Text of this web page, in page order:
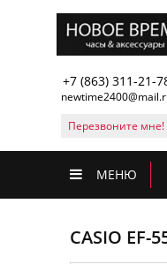
+7 (863) 311-21-
Перезвоните мне!
МЕНЮ
CASIO EF-